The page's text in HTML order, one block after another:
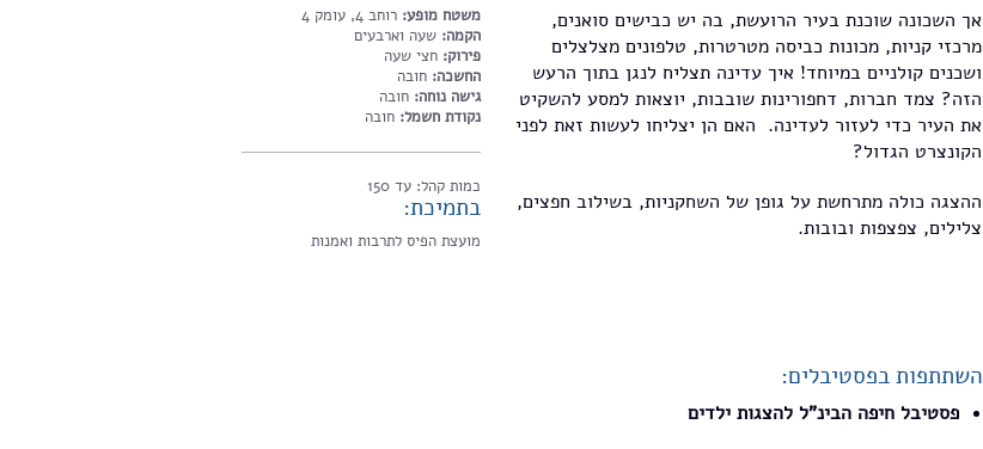
אך השכונה שוכנת בעיר הרועשת, בה יש כבישים סואנים,
מרכזי קניות, מכונות כביסה מטרטרות, טלפונים מצלצלים
ושכנים קולניים במיוחד! איך עדינה תצליח לנגן בתוך הרעש
הזה? צמד חברות, דחפורינות שובבות, יוצאות למסע להשקיט
את העיר כדי לעזור לעדינה. האם הן יצליחו לעשות זאת לפני
הקונצרט הגדול?
ההצגה כולה מתרחשת על גופן של השחקניות, בשילוב חפצים,
צלילים, צפצפות ובובות.
השתתפות בפסטיבלים:
פסטיבל חיפה הבינ"ל להצגות ילדים
משטח מופע: רוחב 4, עומק 4
הקמה: שעה וארבעים
פירוק: חצי שעה
החשכה: חובה
גישה נוחה: חובה
נקודת חשמל: חובה
כמות קהל: עד 150
בתמיכת:
מועצת הפיס לתרבות ואמנות